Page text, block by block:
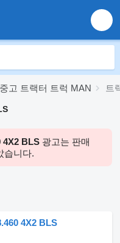
중고 트랙터 트럭 MAN 트
4X2 BLS 광고는 판매
습니다.
4X2 BLS